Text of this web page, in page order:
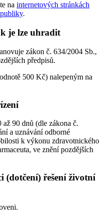
na internetových stránkách
.
je lze uhradit
zákon č. 634/2004 Sb.,
předpisů.
500 Kč) nalepeným na
až 90 dnů (dle zákona č.
a uznávání odborné
k výkonu zdravotnického
ve znění pozdějších
(dotčení) řešení životní